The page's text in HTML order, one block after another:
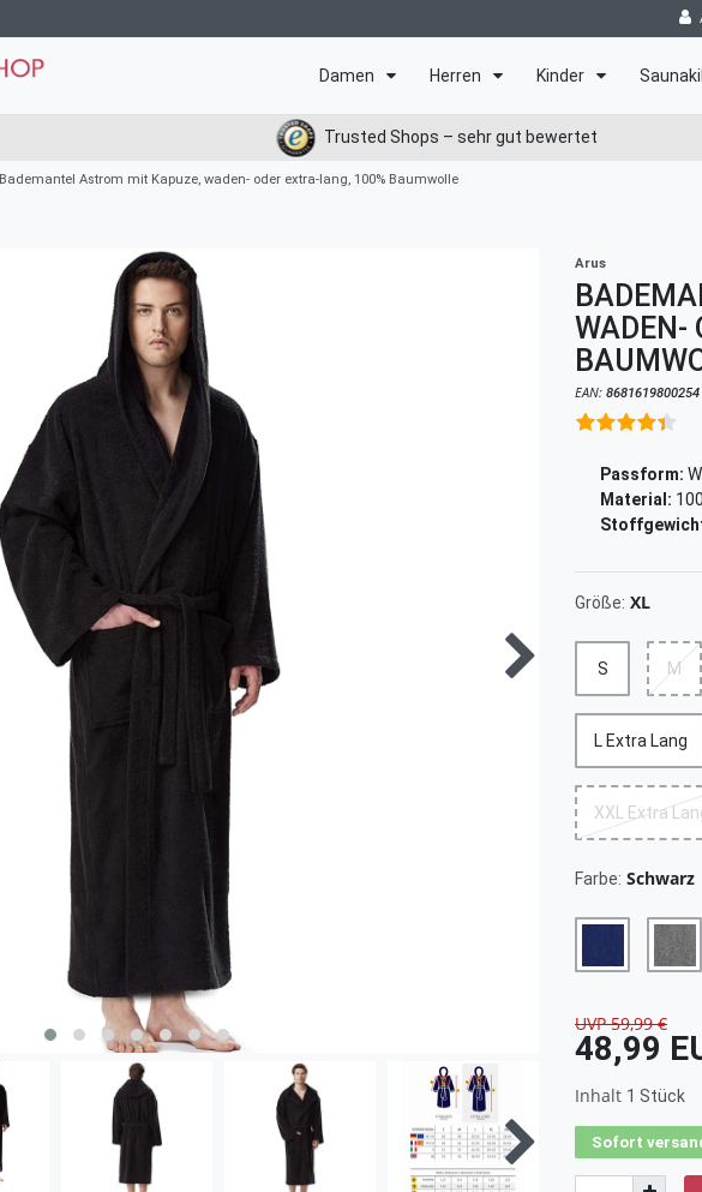
Damen Herren Kinder
Trusted Shops – sehr gut bewertet
Bademantel Astrom mit Kapuze, waden- oder extra-lang, 100% Baumwolle
Arus
WADEN-
EAN: 8681619800254
Passform:
Material:
Größe: XL
S M
L Extra Lang
XXL Extra
Farbe: Schwarz
UVP 59,99 €
48,99
Inhalt 1 Stück
Sofort